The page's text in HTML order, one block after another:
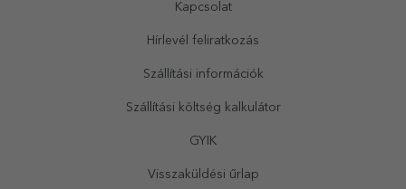
Kapcsolat
Hírlevél feliratkozás
Szállítási információk
Szállítási költség kalkulátor
GYIK
Visszaküldési űrlap